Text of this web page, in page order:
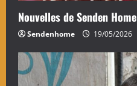
Nouvelles de Senden Home
Sendenhome 19/05/2026